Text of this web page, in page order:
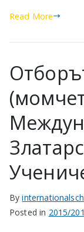
Read More
By
Posted in 2015/